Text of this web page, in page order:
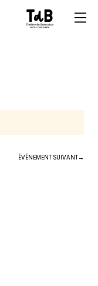
ÉVÉNEMENT SUIVANT